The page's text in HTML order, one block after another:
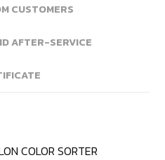
CUSTOMERS
AFTER-SERVICE
COLOR SORTER